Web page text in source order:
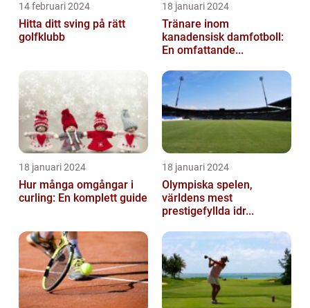
14 februari 2024
Hitta ditt sving på rätt
golfklubb
18 januari 2024
Tränare inom
kanadensisk damfotboll:
En omfattande...
18 januari 2024
Hur många omgångar i
curling: En komplett guide
18 januari 2024
Olympiska spelen,
världens mest
prestigefyllda idr...